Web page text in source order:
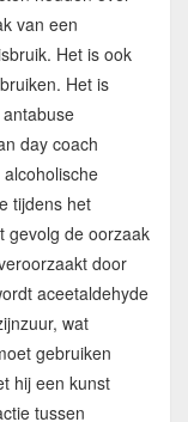
van een
Het is ook
Het is
day coach
tijdens het
gevolg de oorzaak
door
aceetaldehyde
wat
gebruiken
hij een kunst
tussen